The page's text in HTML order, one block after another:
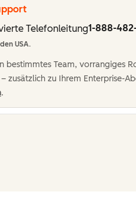
Telefonleitung1-888-
USA.
bestimmtes Team, vorrangiges
zusätzlich zu Ihrem Enterprise-
.